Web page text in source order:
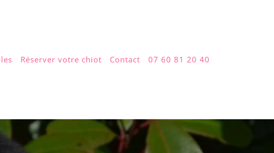
Réserver votre chiot Contact 07 60 81 20 40